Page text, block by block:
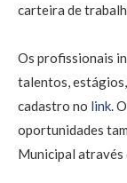
carteira de
Os profissionais
talentos,
cadastro no link .
oportunidades
Municipal através